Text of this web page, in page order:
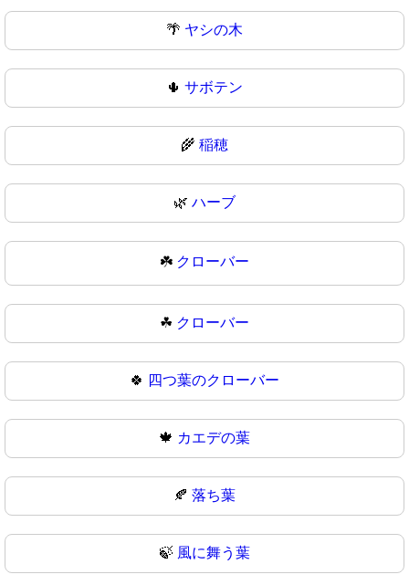
🌴 ヤシの木
🌵 サボテン
🌾 稲穂
🌿 ハーブ
☘️ クローバー
☘ クローバー
🍀 四つ葉のクローバー
🍁 カエデの葉
🍂 落ち葉
🍃 風に舞う葉